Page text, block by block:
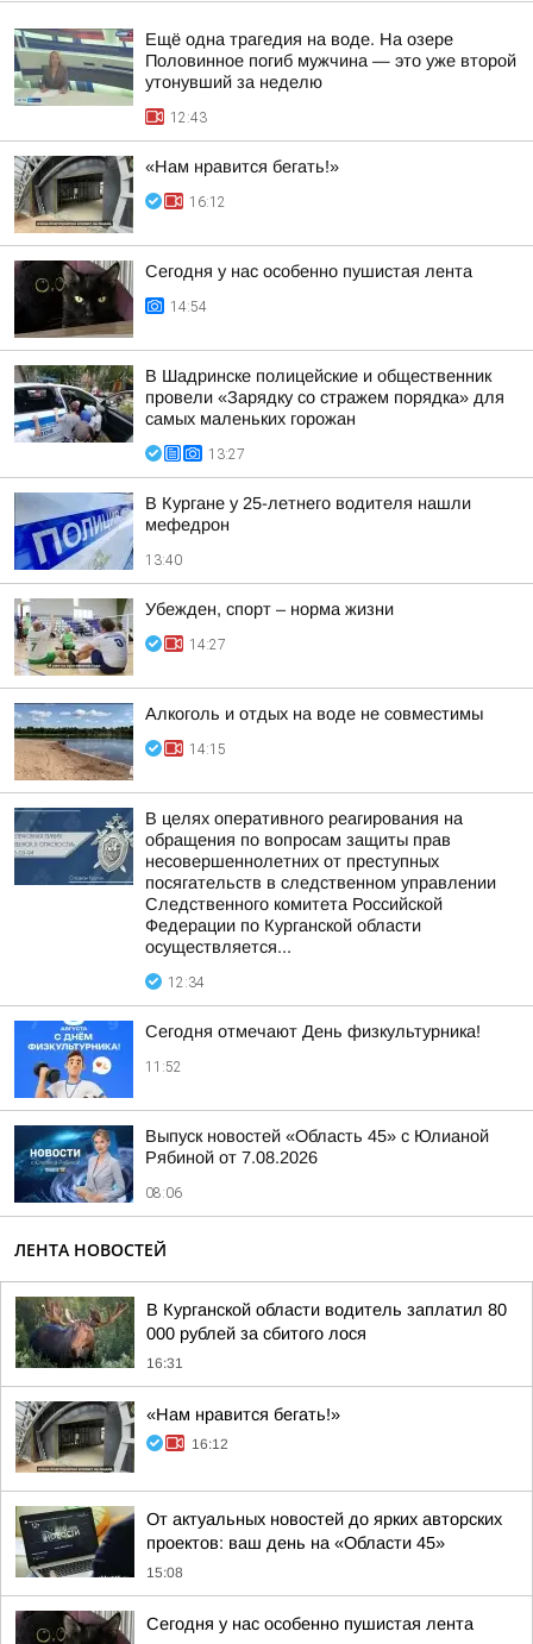
Ещё одна трагедия на воде. На озере
Половинное погиб мужчина — это уже второй
утонувший за неделю
12:43
«Нам нравится бегать!»
16:12
Сегодня у нас особенно пушистая лента
14:54
В Шадринске полицейские и общественник
провели «Зарядку со стражем порядка» для
самых маленьких горожан
13:27
В Кургане у 25-летнего водителя нашли
мефедрон
13:40
Убежден, спорт – норма жизни
14:27
Алкоголь и отдых на воде не совместимы
14:15
В целях оперативного реагирования на
обращения по вопросам защиты прав
несовершеннолетних от преступных
посягательств в следственном управлении
Следственного комитета Российской
Федерации по Курганской области
осуществляется...
12:34
Сегодня отмечают День физкультурника!
11:52
Выпуск новостей «Область 45» с Юлианой
Рябиной от 7.08.2026
08:06
ЛЕНТА НОВОСТЕЙ
В Курганской области водитель заплатил 80
000 рублей за сбитого лося
16:31
«Нам нравится бегать!»
16:12
От актуальных новостей до ярких авторских
проектов: ваш день на «Области 45»
15:08
Сегодня у нас особенно пушистая лента